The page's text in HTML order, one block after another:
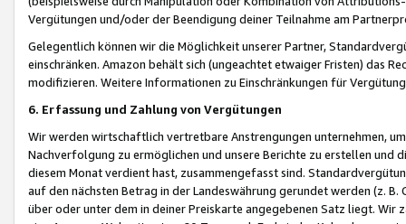
Vergütungen und/oder der Beendigung deiner Teilnahme am
Gelegentlich können wir die Möglichkeit unserer Partner,
einschränken. Amazon behält sich (ungeachtet etwaiger Fristen) das
modifizieren. Weitere Informationen zu Einschränkungen für
6. Erfassung und Zahlung von Vergütungen
Wir werden wirtschaftlich vertretbare Anstrengungen unternehmen,
Nachverfolgung zu ermöglichen und unsere Berichte zu erstellen und
diesem Monat verdient hast, zusammengefasst sind.
auf den nächsten Betrag in der Landeswährung gerundet werden (z.
über oder unter dem in deiner Preiskarte angegebenen Satz liegt.